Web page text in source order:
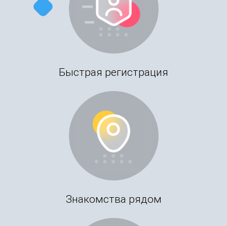
Быстрая регистрация
Знакомства рядом